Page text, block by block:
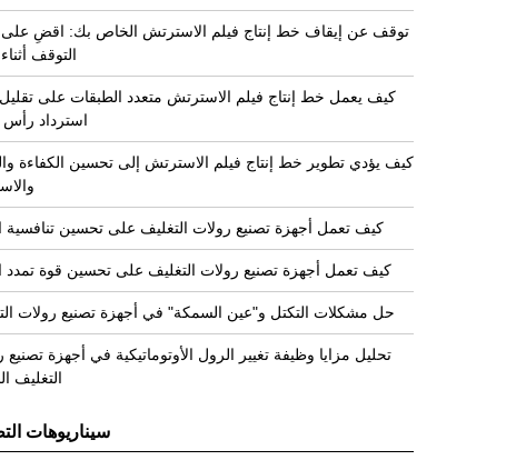
توقف عن إيقاف خط إنتاج فيلم الاسترتش الخاص بك: اقضِ
التوقف
كيف يعمل خط إنتاج فيلم الاسترتش متعدد الطبقات على
استرداد رأس
كيف يؤدي تطوير خط إنتاج فيلم الاسترتش إلى تحسين الكفاءة
كيف تعمل أجهزة تصنيع رولات التغليف على تحسين تنافسية
كيف تعمل أجهزة تصنيع رولات التغليف على تحسين قوة تمدد
حل مشكلات التكتل و"عين السمكة" في أجهزة تصنيع رولات
تحليل مزايا وظيفة تغيير الرول الأوتوماتيكية في أجهزة تصنيع
التغليف
سيناريوهات